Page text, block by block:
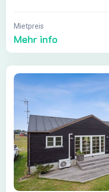
Mietpreis
Mehr info